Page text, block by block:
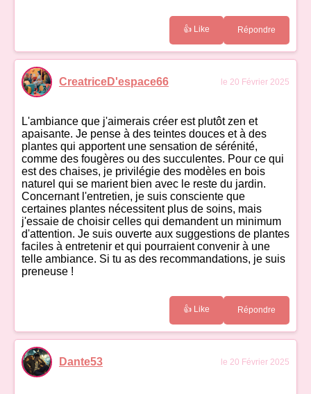
👍 Like Répondre
CreatriceD'espace66 le 20 Février 2025
L'ambiance que j'aimerais créer est plutôt zen et
apaisante. Je pense à des teintes douces et à des
plantes qui apportent une sensation de sérénité,
comme des fougères ou des succulentes. Pour ce qui
est des chaises, je privilégie des modèles en bois
naturel qui se marient bien avec le reste du jardin.
Concernant l'entretien, je suis consciente que
certaines plantes nécessitent plus de soins, mais
j'essaie de choisir celles qui demandent un minimum
d'attention. Je suis ouverte aux suggestions de plantes
faciles à entretenir et qui pourraient convenir à une
telle ambiance. Si tu as des recommandations, je suis
preneuse !
👍 Like Répondre
Dante53 le 20 Février 2025